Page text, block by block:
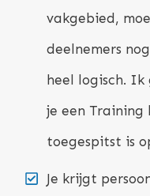
vakgebied,
deelnemers
heel logisch.
je een
toegespitst is
Je krijgt